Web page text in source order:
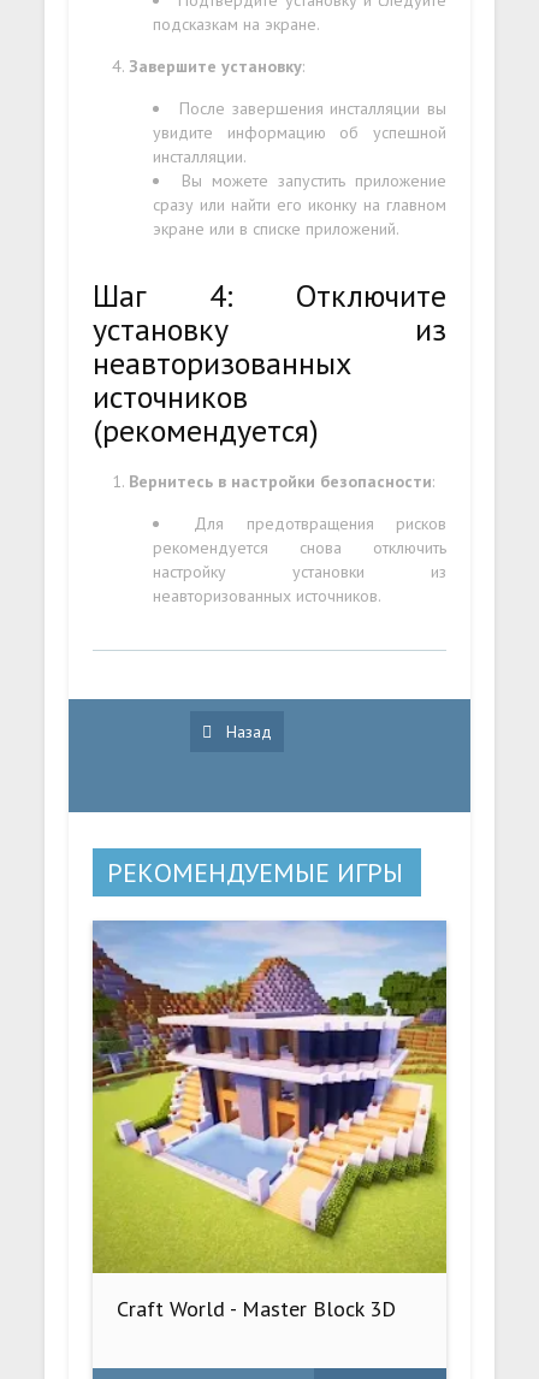
подсказкам на экране.
Завершите установку:
После завершения инсталляции вы
увидите информацию об успешной
инсталляции.
Вы можете запустить приложение
сразу или найти его иконку на главном
экране или в списке приложений.
Шаг 4: Отключите
установку из
неавторизованных
источников
(рекомендуется)
Вернитесь в настройки безопасности:
Для предотвращения рисков
рекомендуется снова отключить
настройку установки из
неавторизованных источников.
Назад
РЕКОМЕНДУЕМЫЕ ИГРЫ
Craft World - Master Block 3D